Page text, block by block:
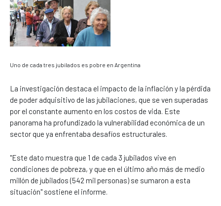
Uno de cada tres jubilados es pobre en Argentina
La investigación destaca el impacto de la inflación y la pérdida
de poder adquisitivo de las jubilaciones, que se ven superadas
por el constante aumento en los costos de vida. Este
panorama ha profundizado la vulnerabilidad económica de un
sector que ya enfrentaba desafíos estructurales.
"Este dato muestra que 1 de cada 3 jubilados vive en
condiciones de pobreza, y que en el último año más de medio
millón de jubilados (542 mil personas) se sumaron a esta
situación" sostiene el informe.